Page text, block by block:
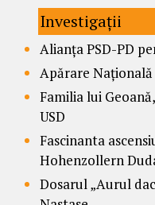
Investigații
Alianța PSD-PD
Apărare
Familia lui
USD
Fascinanta
Hohenzollern
Dosarul „Aurul